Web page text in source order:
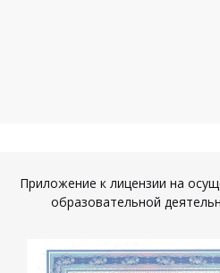
Приложение к лицензии на
образовательной